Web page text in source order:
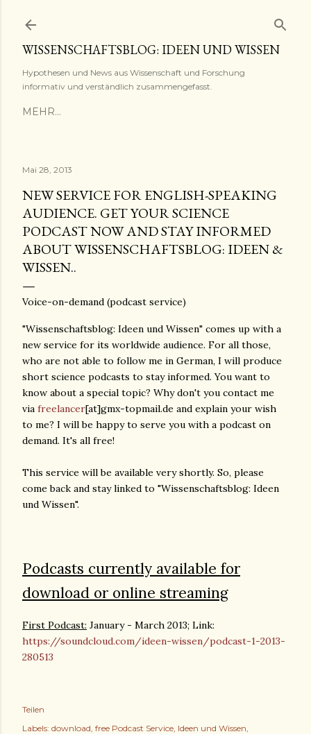
WISSENSCHAFTSBLOG: IDEEN UND WISSEN
Hypothesen und News aus Wissenschaft und Forschung
informativ und verständlich zusammengefasst.
MEHR…
Mai 28, 2013
NEW SERVICE FOR ENGLISH-SPEAKING
AUDIENCE. GET YOUR SCIENCE
PODCAST NOW AND STAY INFORMED
ABOUT WISSENSCHAFTSBLOG: IDEEN &
WISSEN..
Voice-on-demand (podcast service)
"Wissenschaftsblog: Ideen und Wissen" comes up with a
new service for its worldwide audience. For all those,
who are not able to follow me in German, I will produce
short science podcasts to stay informed. You want to
know about a special topic? Why don't you contact me
via freelancer[at]gmx-topmail.de and explain your wish
to me? I will be happy to serve you with a podcast on
demand. It's all free!
This service will be available very shortly. So, please
come back and stay linked to "Wissenschaftsblog: Ideen
und Wissen".
Podcasts currently available for
download or online streaming
First Podcast: January - March 2013; Link:
https://soundcloud.com/ideen-wissen/podcast-1-2013-
280513
Teilen
Labels: download free Podcast Service Ideen und Wissen